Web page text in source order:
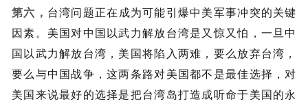
第六， 台湾问题正在成为可能引爆中美军事冲突的关键
因素。美国对中国以武力解放台湾是又惊又怕，一旦中
国以武力解放台湾，美国将陷入两难，要么放弃台湾，
要么与中国战争，这两条路对美国都不是最佳选择，对
美国来说最好的选择是把台湾岛打造成听命于美国的永